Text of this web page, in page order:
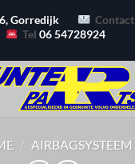
Gorredijk
Contact
Tel06 54728924
/ AIRBAGSYSTEEM